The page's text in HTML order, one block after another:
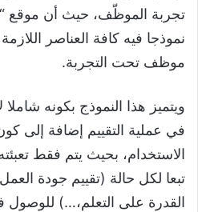
تجربة الموظّف، حيث أن موقع “
نموذجا فيه كافة العناصر
موظف تحت التجربة.
ويتميز هذا النموذج بكونه
في عملية التقييم إضافة إلى
الاستخدام، بحيث يتم فقط
تبعا لكل حالة (تقييم جودة
القدرة على التعلم،…) للوصول